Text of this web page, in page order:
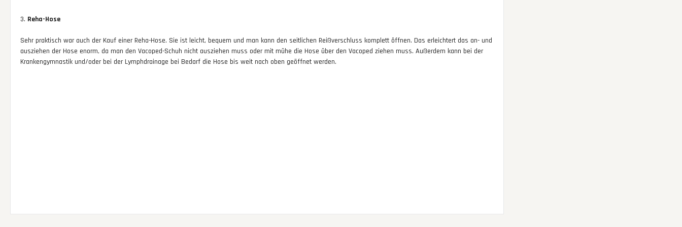
3. Reha-Hose
Sehr praktisch war auch der Kauf einer Reha-Hose. Sie ist leicht, bequem und man kann den seitlichen Reißverschluss komplett öffnen. Das erleichtert das an- und
ausziehen der Hose enorm, da man den Vacoped-Schuh nicht ausziehen muss oder mit mühe die Hose über den Vacoped ziehen muss. Außerdem kann bei der
Krankengymnastik und/oder bei der Lymphdrainage bei Bedarf die Hose bis weit nach oben geöffnet werden.